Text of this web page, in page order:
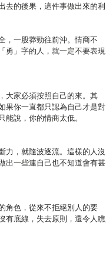
去的後果，這件事做出來的利
，一股莽勁往前沖。情商不
勇」字的人，就一定不要表現
大家必須按照自己的來。其
果你一直都只認為自己才是對
說，你的情商太低。
力，就隨波逐流。這樣的人沒
出一些連自己也不知道會有甚
角色，從來不拒絕別人的要
有底線，失去原則，還令人瞧